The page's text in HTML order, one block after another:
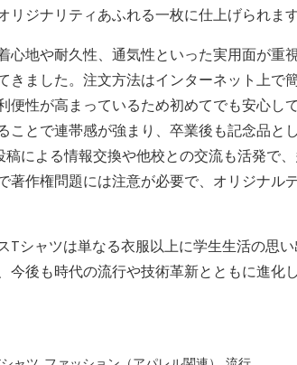
リジナリティあふれる一枚に仕上げられます
心地や耐久性、通気性といった実用面が重
きました。注文方法はインターネット上で
便性が高まっているため初めてでも安心し
ことで連帯感が強まり、卒業後も記念品と
稿による情報交換や他校との交流も活発で
著作権問題には注意が必要で、オリジナル
Tシャツは単なる衣服以上に学生生活の思
今後も時代の流行や技術革新とともに進化